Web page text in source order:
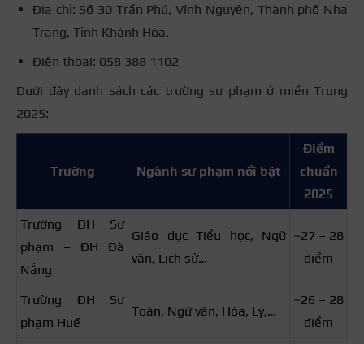
Địa chỉ: Số 30 Trần Phú, Vĩnh Nguyên, Thành phố Nha
Trang, Tỉnh Khánh Hòa.
Điện thoại: 058 388 1102
Dưới đây danh sách các trường sư phạm ở miền Trung
2025:
Trường Ngành sư phạm nổi bật
Điểm
chuẩn
2025
Trường ĐH Sư
phạm – ĐH Đà
Nẵng
Giáo dục Tiểu học, Ngữ
văn, Lịch sử…
~27 – 28
điểm
Trường ĐH Sư
phạm Huế
Toán, Ngữ văn, Hóa, Lý,…
~26 – 28
điểm